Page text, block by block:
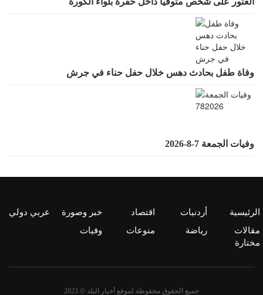
وفاة طفل بحادث دهس خلال حفل حناء في جرش
وفيات الجمعة 7-8-2026
الرئيسية أردنيات اقتصاد خبر وصورة
عربي دولي
مقالات
مختارة
رياضة منوعات وفيات
جميع الحقوق محفوظة لموقع أخبار البلد © 2023